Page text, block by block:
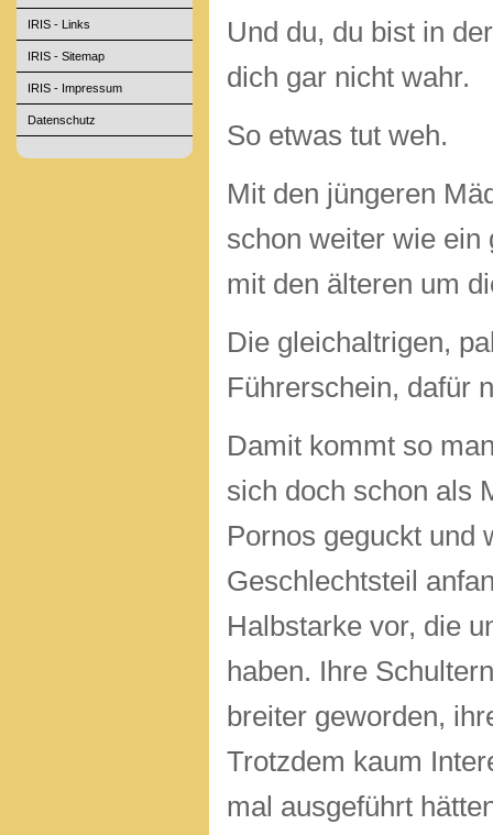
IRIS - Links
IRIS - Sitemap
IRIS - Impressum
Datenschutz
Und du, du bist in
dich gar nicht wahr.
So etwas tut weh.
Mit den jüngeren
schon weiter wie ein
mit den älteren um
Die gleichaltrigen,
Führerschein, dafür
Damit kommt so
sich doch schon als
Pornos geguckt und
Geschlechtsteil
Halbstarke vor, die
haben. Ihre
breiter geworden,
Trotzdem kaum
mal ausgeführt